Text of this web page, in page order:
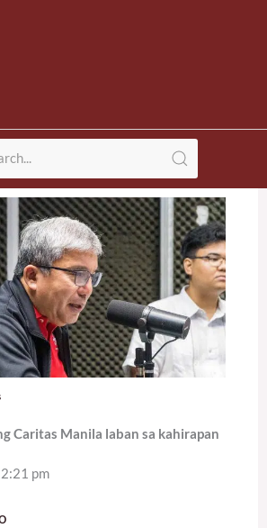
Caritas Manila laban sa kahirapan
pm